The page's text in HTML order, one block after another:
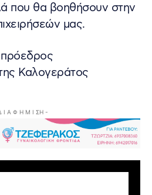
που θα βοηθήσουν στην
μας.
Καλογεράτος
Ι Α Φ Η Μ Ι ΣΗ -